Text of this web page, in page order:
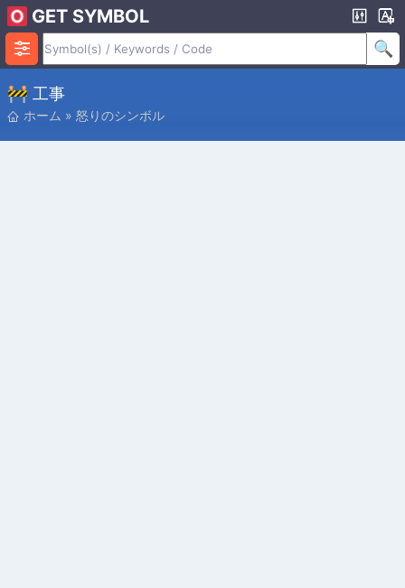
GET SYMBOL
🚧 工事
ホーム » 怒りのシンボル